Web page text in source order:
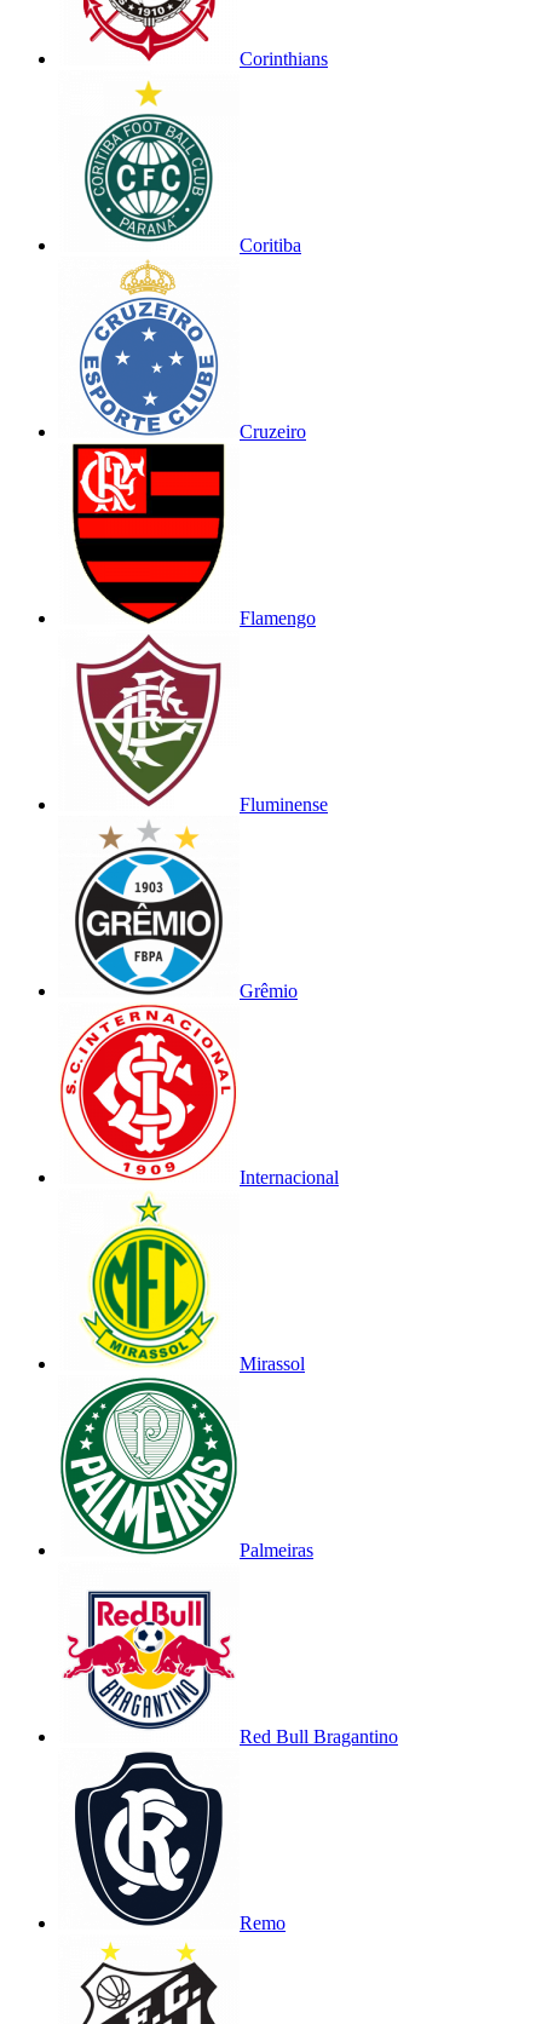
Corinthians
Coritiba
Cruzeiro
Flamengo
Fluminense
Grêmio
Internacional
Mirassol
Palmeiras
Red Bull Bragantino
Remo